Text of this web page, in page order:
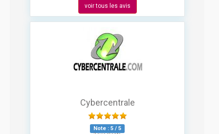
voir tous les avis
Cybercentrale
Note : 5 / 5